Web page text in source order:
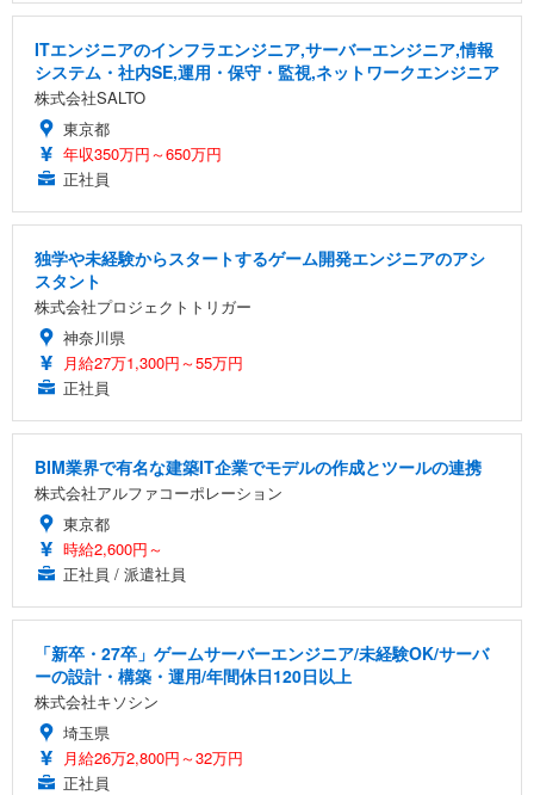
ITエンジニアのインフラエンジニア,サーバーエンジニア,情報
システム・社内SE,運用・保守・監視,ネットワークエンジニア
株式会社SALTO
東京都
年収350万円～650万円
正社員
独学や未経験からスタートするゲーム開発エンジニアのアシ
スタント
株式会社プロジェクトトリガー
神奈川県
月給27万1,300円～55万円
正社員
BIM業界で有名な建築IT企業でモデルの作成とツールの連携
株式会社アルファコーポレーション
東京都
時給2,600円～
正社員 / 派遣社員
「新卒・27卒」ゲームサーバーエンジニア/未経験OK/サーバ
ーの設計・構築・運用/年間休日120日以上
株式会社キソシン
埼玉県
月給26万2,800円～32万円
正社員